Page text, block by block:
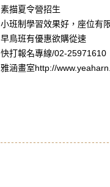
素描夏令營招生
小班制學習效果好，座位有
早鳥班有優惠欲購從速
快打報名專線/02-25971610
雅涵畫室http://